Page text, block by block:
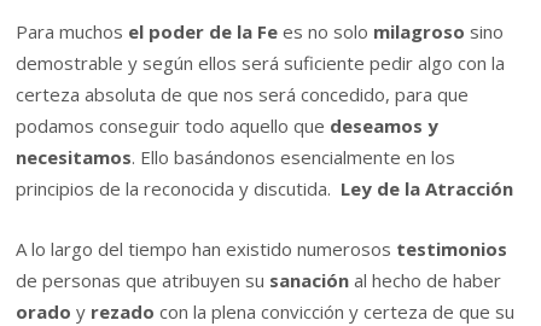
Para muchos el poder de la Fe es no solo milagroso sino
demostrable y según ellos será suficiente pedir algo con la
certeza absoluta de que nos será concedido, para que
podamos conseguir todo aquello que deseamos y
necesitamos. Ello basándonos esencialmente en los
principios de la reconocida y discutida. Ley de la Atracción
A lo largo del tiempo han existido numerosos testimonios
de personas que atribuyen su sanación al hecho de haber
orado y rezado con la plena convicción y certeza de que su